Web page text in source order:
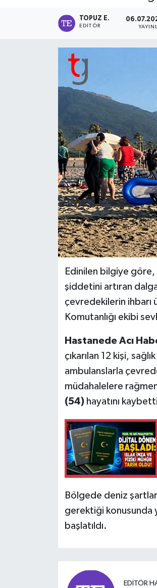
TOPUZ E.
EDITÖR
Edinilen bilgiye
şiddetini artıran
çevredekilerin ihbarı
Komutanlığı ekibi
Hastanede Acı
çıkarılan 12 kişi,
ambulanslarla
müdahalelere
(54)hayatını
Bölgede deniz
gerektiği konusunda
başlatıldı.
EDITÖR